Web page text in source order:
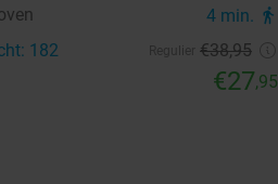
4 min. directions_walk
182 €38,95
€27,95